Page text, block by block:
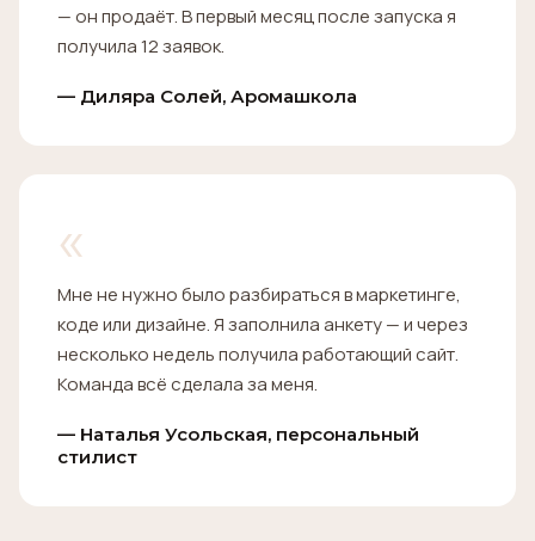
— он продаёт. В первый месяц после запуска я
получила 12 заявок.
— Диляра Солей, Аромашкола
«
Мне не нужно было разбираться в маркетинге,
коде или дизайне. Я заполнила анкету — и через
несколько недель получила работающий сайт.
Команда всё сделала за меня.
— Наталья Усольская, персональный
стилист